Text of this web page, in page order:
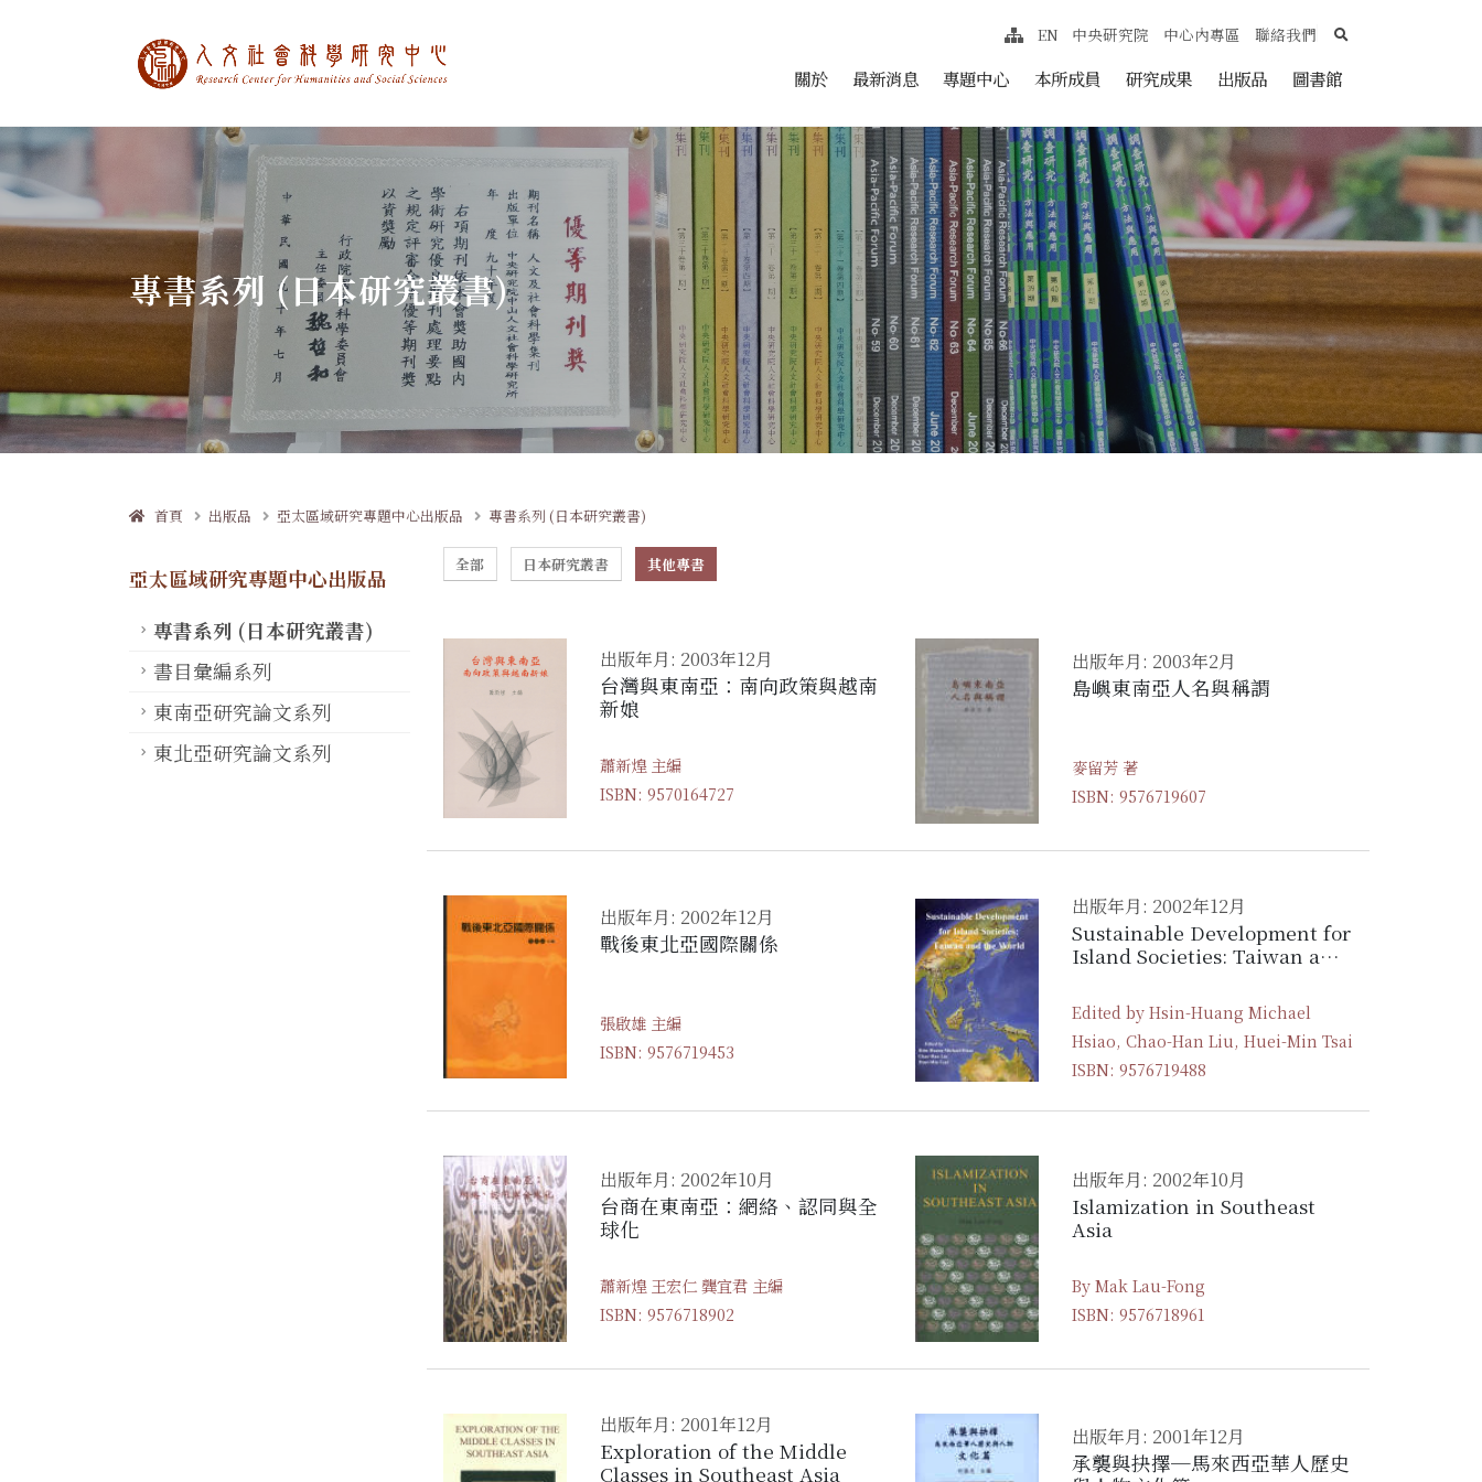
中央研究院人文社會科學研究中心 跳至中央區塊/Main Content
關於 最新消息 專題中心 本所成員 研究成果 出版品 圖書館
網站導覽
EN 中央研究院 中心內專區 聯絡我們 search
:::
專書系列 (日本研究叢書)
首頁 出版品 亞太區域研究專題中心出版品 專書系列 (日本研究叢書)
亞太區域研究專題中心出版品
專書系列 (日本研究叢書)
書目彙編系列
東南亞研究論文系列
東北亞研究論文系列
全部 日本研究叢書 其他專書
出版年月: 2003年12月
台灣與東南亞：南向政策與越南
新娘
蕭新煌 主編
ISBN: 9570164727
出版年月: 2003年2月
島嶼東南亞人名與稱謂
麥留芳 著
ISBN: 9576719607
出版年月: 2002年12月
戰後東北亞國際關係
張啟雄 主編
ISBN: 9576719453
出版年月: 2002年12月
Sustainable Development for
Island Societies: Taiwan and
Edited by Hsin-Huang Michael
Hsiao, Chao-Han Liu, Huei-Min Tsai
ISBN: 9576719488
出版年月: 2002年10月
台商在東南亞：網絡、認同與全
球化
蕭新煌 王宏仁 龔宜君 主編
ISBN: 9576718902
出版年月: 2002年10月
Islamization in Southeast
Asia
By Mak Lau-Fong
ISBN: 9576718961
出版年月: 2001年12月
Exploration of the Middle
Classes in Southeast Asia
出版年月: 2001年12月
承襲與抉擇─馬來西亞華人歷史